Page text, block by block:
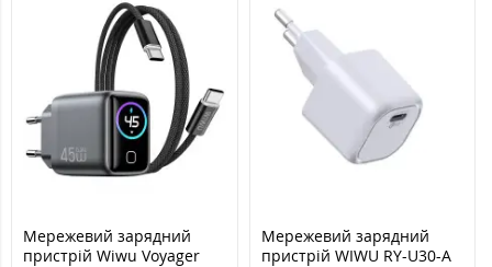
Мережевий зарядний
пристрій Wiwu Voyager
Мережевий зарядний
пристрій WIWU RY-U30-A